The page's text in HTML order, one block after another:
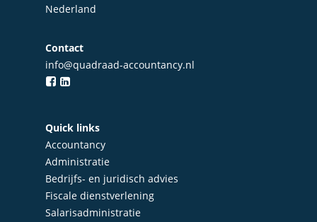
Nederland
Contact
info@quadraad-accountancy.nl
Quick links
Accountancy
Administratie
Bedrijfs- en juridisch advies
Fiscale dienstverlening
Salarisadministratie